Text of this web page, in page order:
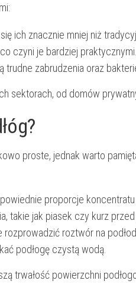
ich znacznie mniej niż
czyni je bardziej praktycznymi.
trudne zabrudzenia oraz
sektorach, od domów
proste, jednak warto
proporcje koncentratu
takie jak piasek czy kurz
roztwór na
podłogę czystą wodą.
trwałość powierzchni